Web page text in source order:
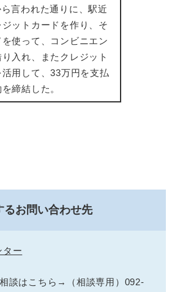
言われた通りに、駅近
ットカードを作り、そ
使って、コンビニエン
入れ、またクレジット
用して、33万円を支払
締結した。
るお問い合わせ先
ター
談はこちら→（相談専用）092-